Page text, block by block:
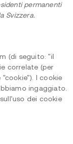
permanenti
Svizzera.
(di seguito: "il
correlate (per
I cookie
ingaggiato.
dei cookie